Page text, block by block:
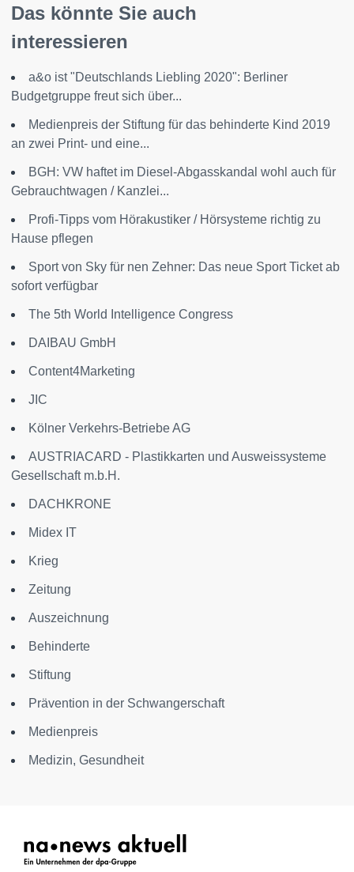
Das könnte Sie auch
interessieren
a&o ist "Deutschlands Liebling 2020": Berliner
Budgetgruppe freut sich über...
Medienpreis der Stiftung für das behinderte Kind 2019
an zwei Print- und eine...
BGH: VW haftet im Diesel-Abgasskandal wohl auch für
Gebrauchtwagen / Kanzlei...
Profi-Tipps vom Hörakustiker / Hörsysteme richtig zu
Hause pflegen
Sport von Sky für nen Zehner: Das neue Sport Ticket ab
sofort verfügbar
The 5th World Intelligence Congress
DAIBAU GmbH
Content4Marketing
JIC
Kölner Verkehrs-Betriebe AG
AUSTRIACARD - Plastikkarten und Ausweissysteme
Gesellschaft m.b.H.
DACHKRONE
Midex IT
Krieg
Zeitung
Auszeichnung
Behinderte
Stiftung
Prävention in der Schwangerschaft
Medienpreis
Medizin, Gesundheit